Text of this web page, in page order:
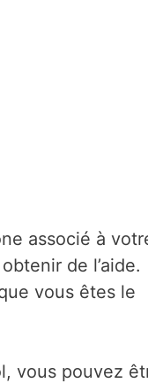
associé à
de l’aide.
vous êtes le
vous pouvez